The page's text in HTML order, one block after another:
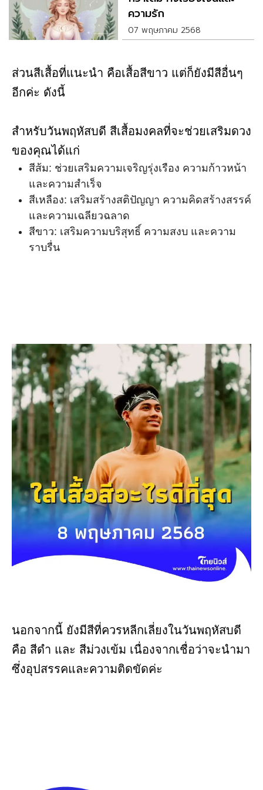
ความรัก
07 พฤษภาคม 2568
ส่วนสีเสื้อที่แนะนำ คือเสื้อสีขาว แต่ก็ยังมีสีอื่นๆ
อีกค่ะ ดังนี้
สำหรับวันพฤหัสบดี สีเสื้อมงคลที่จะช่วยเสริมดวง
ของคุณได้แก่
สีส้ม: ช่วยเสริมความเจริญรุ่งเรือง ความก้าวหน้า
และความสำเร็จ
สีเหลือง: เสริมสร้างสติปัญญา ความคิดสร้างสรรค์
และความเฉลียวฉลาด
สีขาว: เสริมความบริสุทธิ์ ความสงบ และความ
ราบรื่น
นอกจากนี้ ยังมีสีที่ควรหลีกเลี่ยงในวันพฤหัสบดี
คือ สีดำ และ สีม่วงเข้ม เนื่องจากเชื่อว่าจะนำมา
ซึ่งอุปสรรคและความติดขัดค่ะ